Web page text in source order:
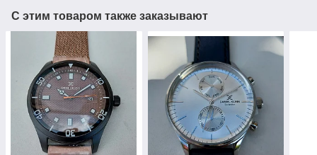
С этим товаром также заказывают